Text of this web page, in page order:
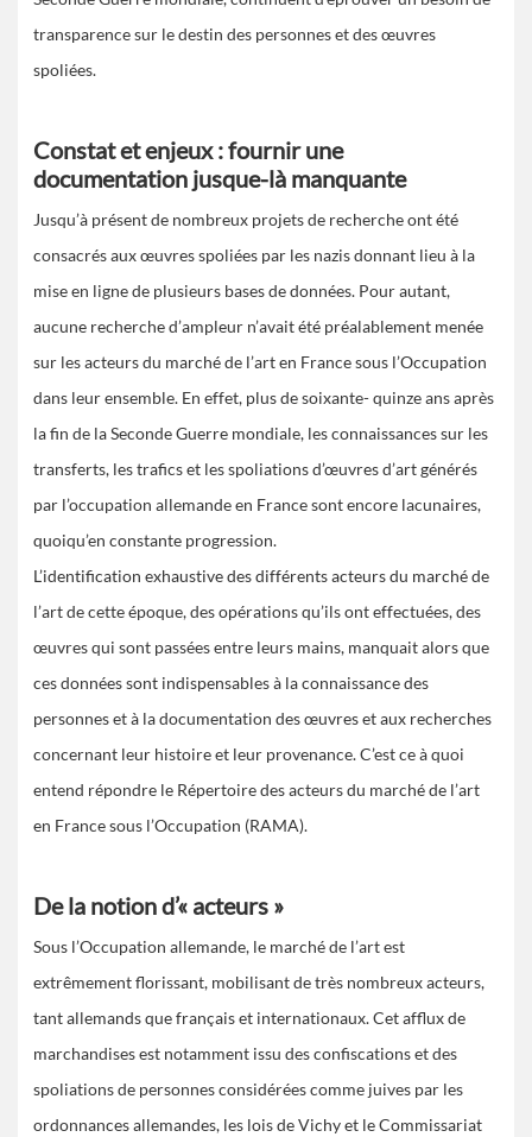
transparence sur le destin des personnes et des œuvres
spoliées.
Constat et enjeux : fournir une
documentation jusque-là manquante
Jusqu’à présent de nombreux projets de recherche ont été
consacrés aux œuvres spoliées par les nazis donnant lieu à la
mise en ligne de plusieurs bases de données. Pour autant,
aucune recherche d’ampleur n’avait été préalablement menée
sur les acteurs du marché de l’art en France sous l’Occupation
dans leur ensemble. En effet, plus de soixante- quinze ans après
la fin de la Seconde Guerre mondiale, les connaissances sur les
transferts, les trafics et les spoliations d’œuvres d’art générés
par l’occupation allemande en France sont encore lacunaires,
quoiqu’en constante progression.
L’identification exhaustive des différents acteurs du marché de
l’art de cette époque, des opérations qu’ils ont effectuées, des
œuvres qui sont passées entre leurs mains, manquait alors que
ces données sont indispensables à la connaissance des
personnes et à la documentation des œuvres et aux recherches
concernant leur histoire et leur provenance. C’est ce à quoi
entend répondre le Répertoire des acteurs du marché de l’art
en France sous l’Occupation (RAMA).
De la notion d’« acteurs »
Sous l’Occupation allemande, le marché de l’art est
extrêmement florissant, mobilisant de très nombreux acteurs,
tant allemands que français et internationaux. Cet afflux de
marchandises est notamment issu des confiscations et des
spoliations de personnes considérées comme juives par les
ordonnances allemandes, les lois de Vichy et le Commissariat